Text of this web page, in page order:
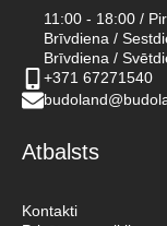
11:00 - 18:00 /
Brīvdiena /
Brīvdiena /
+371 67271540
Atbalsts
Kontakti